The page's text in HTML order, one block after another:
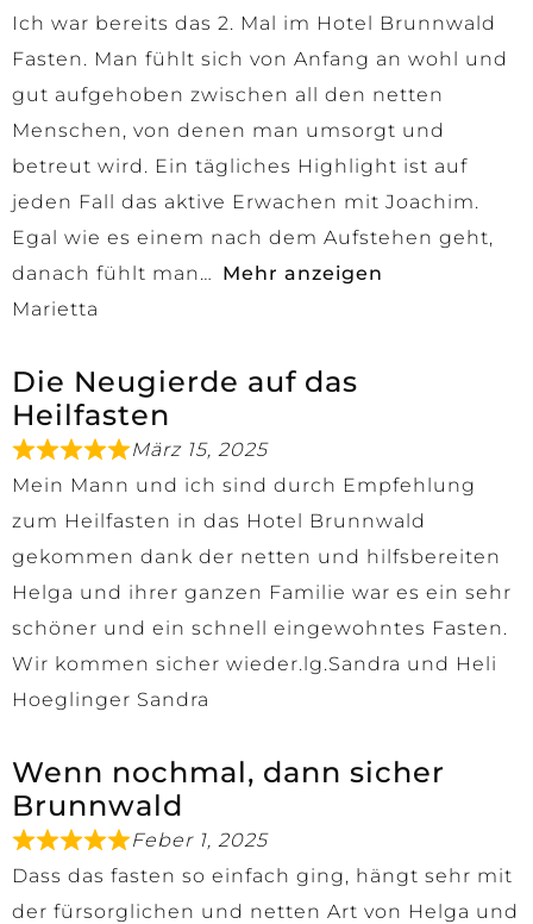
Ich war bereits das 2. Mal im Hotel Brunnwald
Fasten. Man fühlt sich von Anfang an wohl und
gut aufgehoben zwischen all den netten
Menschen, von denen man umsorgt und
betreut wird. Ein tägliches Highlight ist auf
jeden Fall das aktive Erwachen mit Joachim.
Egal wie es einem nach dem Aufstehen geht,
danach fühlt man
Mehr anzeigen
Marietta
Die Neugierde auf das
Heilfasten
März 15, 2025
Mein Mann und ich sind durch Empfehlung
zum Heilfasten in das Hotel Brunnwald
gekommen dank der netten und hilfsbereiten
Helga und ihrer ganzen Familie war es ein sehr
schöner und ein schnell eingewohntes Fasten.
Wir kommen sicher wieder.lg.Sandra und Heli
Hoeglinger Sandra
Wenn nochmal, dann sicher
Brunnwald
Feber 1, 2025
Dass das fasten so einfach ging, hängt sehr mit
der fürsorglichen und netten Art von Helga und